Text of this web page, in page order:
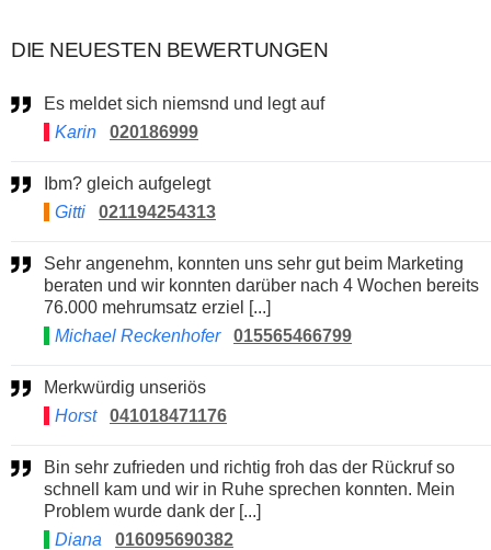
DIE NEUESTEN BEWERTUNGEN
Es meldet sich niemsnd und legt auf
Karin
020186999
Ibm? gleich aufgelegt
Gitti
021194254313
Sehr angenehm, konnten uns sehr gut beim Marketing
beraten und wir konnten darüber nach 4 Wochen bereits
76.000 mehrumsatz erziel [...]
Michael Reckenhofer
015565466799
Merkwürdig unseriös
Horst
041018471176
Bin sehr zufrieden und richtig froh das der Rückruf so
schnell kam und wir in Ruhe sprechen konnten. Mein
Problem wurde dank der [...]
Diana
016095690382